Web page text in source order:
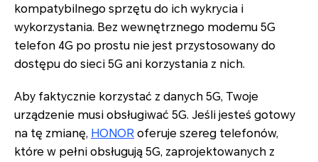
kompatybilnego sprzętu do ich wykrycia i
wykorzystania. Bez wewnętrznego modemu 5G
telefon 4G po prostu nie jest przystosowany do
dostępu do sieci 5G ani korzystania z nich.
Aby faktycznie korzystać z danych 5G, Twoje
urządzenie musi obsługiwać 5G. Jeśli jesteś gotowy
na tę zmianę, HONOR oferuje szereg telefonów,
które w pełni obsługują 5G, zaprojektowanych z